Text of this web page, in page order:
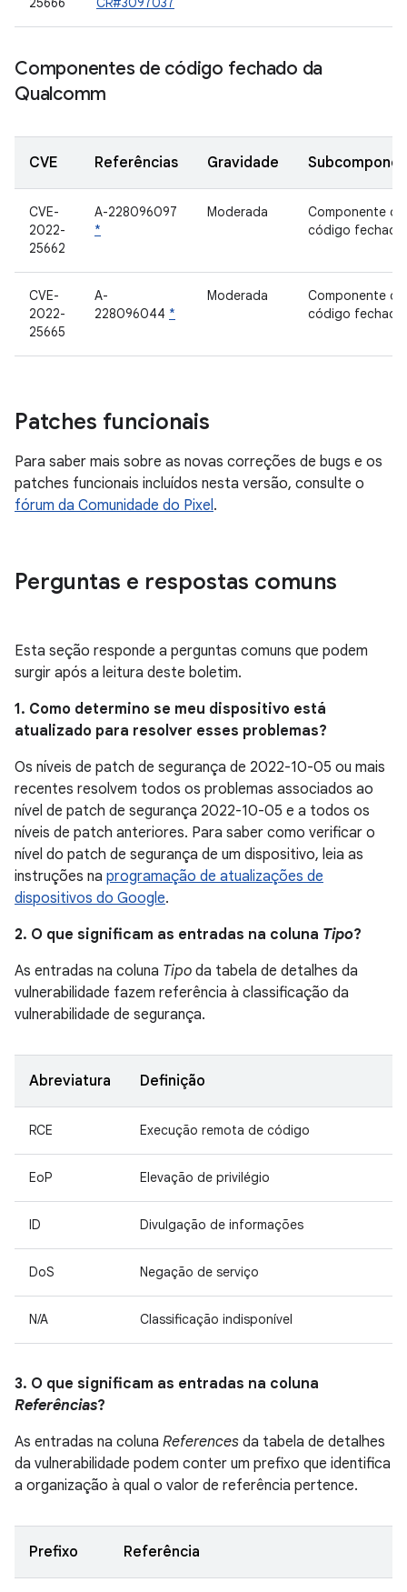
Componentes de código fechado da
Qualcomm
CVE Referências Gravidade
CVE-
2022-
25662
A-228096097
*
Moderada
Componente de
código fechado
CVE-
2022-
25665
A-
228096044 *
Moderada
Componente de
código fechado
Patches funcionais
Para saber mais sobre as novas correções de bugs e os
patches funcionais incluídos nesta versão, consulte o
fórum da Comunidade do Pixel.
Perguntas e respostas comuns
Esta seção responde a perguntas comuns que podem
surgir após a leitura deste boletim.
1. Como determino se meu dispositivo está
atualizado para resolver esses problemas?
Os níveis de patch de segurança de 2022-10-05 ou mais
recentes resolvem todos os problemas associados ao
nível de patch de segurança 2022-10-05 e a todos os
níveis de patch anteriores. Para saber como verificar o
nível do patch de segurança de um dispositivo, leia as
instruções na programação de atualizações de
dispositivos do Google.
2. O que significam as entradas na coluna Tipo?
As entradas na coluna Tipo da tabela de detalhes da
vulnerabilidade fazem referência à classificação da
vulnerabilidade de segurança.
Abreviatura Definição
RCE Execução remota de código
EoP Elevação de privilégio
ID Divulgação de informações
DoS Negação de serviço
N/A Classificação indisponível
3. O que significam as entradas na coluna
Referências?
As entradas na coluna References da tabela de detalhes
da vulnerabilidade podem conter um prefixo que identifica
a organização à qual o valor de referência pertence.
Prefixo Referência